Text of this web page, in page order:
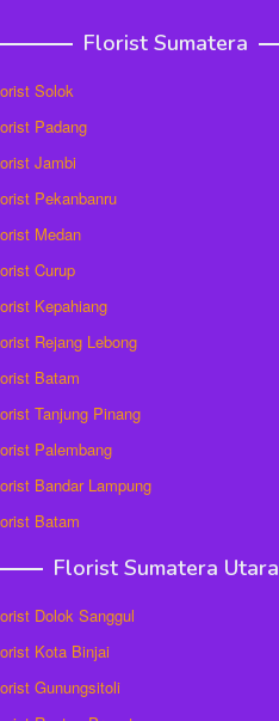
Florist Sumatera
Solok
Padang
Jambi
Pekanbanru
Medan
Curup
Kepahiang
Rejang Lebong
Batam
Tanjung Pinang
Palembang
Bandar Lampung
Batam
Florist Sumatera Utara
Dolok Sanggul
Kota Binjai
Gunungsitoli